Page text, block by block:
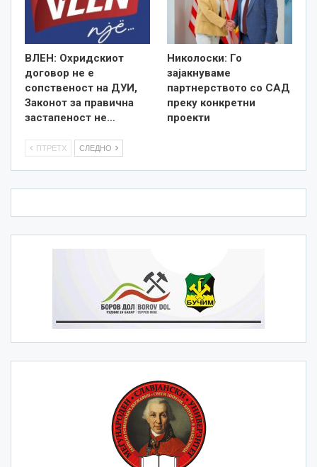
ВЛЕН: Охридскиот
договор не е
сопственост на ДУИ,
Законот за правична
застапеност не…
Николоски: Го
зајакнуваме
партнерството со САД
преку конкретни
проекти
ПТРЕТХ СЛЕДНО